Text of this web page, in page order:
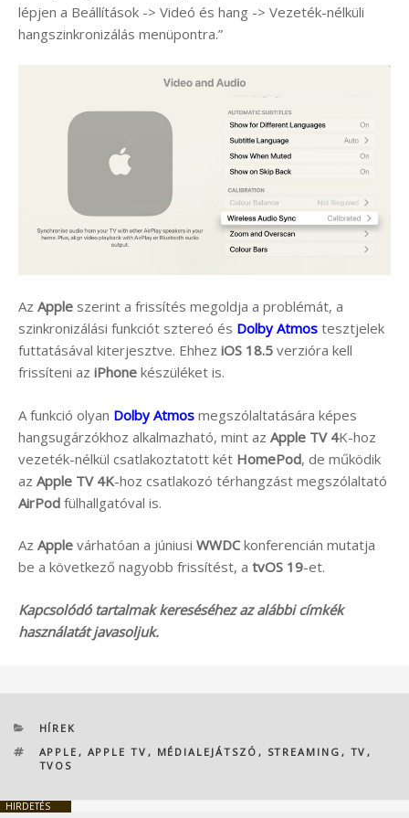
lépjen a Beállítások -> Videó és hang -> Vezeték-nélküli
hangszinkronizálás menüpontra.”
Az Apple szerint a frissítés megoldja a problémát, a
szinkronizálási funkciót sztereó és Dolby Atmos tesztjelek
futtatásával kiterjesztve. Ehhez iOS 18.5 verzióra kell
frissíteni az iPhone készüléket is.
A funkció olyan Dolby Atmos megszólaltatására képes
hangsugárzókhoz alkalmazható, mint az Apple TV 4K-hoz
vezeték-nélkül csatlakoztatott két HomePod, de működik
az Apple TV 4K-hoz csatlakozó térhangzást megszólaltató
AirPod fülhallgatóval is.
Az Apple várhatóan a júniusi WWDCkonferencián mutatja
be a következő nagyobb frissítést, a tvOS 19-et.
Kapcsolódó tartalmak kereséséhez az alábbi címkék
használatát javasoljuk.
KATEGÓRIÁK
HÍREK
CÍMKÉK
APPLE , APPLE TV , MÉDIALEJÁTSZÓ , STREAMING , TV ,
TVOS
HIRDETÉS